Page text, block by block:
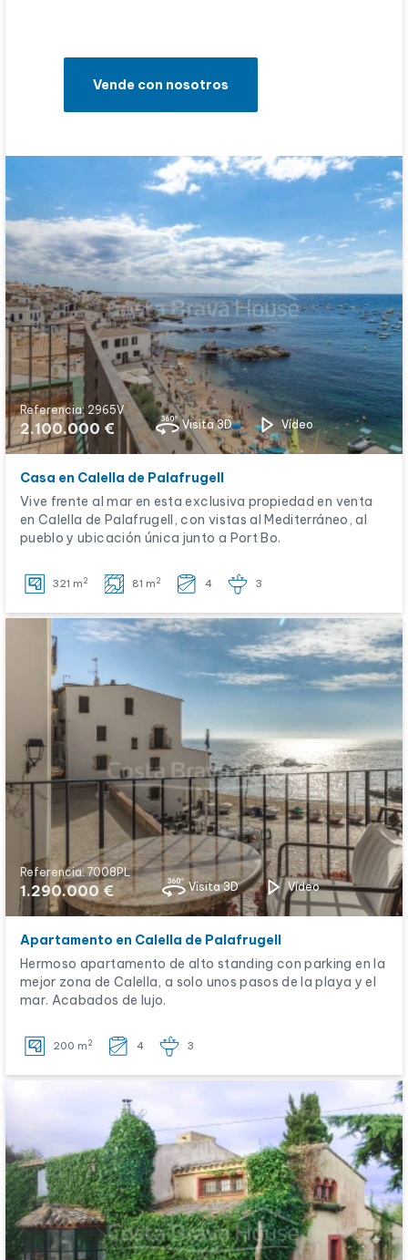
Vende con nosotros
Referencia: 2965V
2.100.000 € Visita 3D Vídeo
Casa en Calella de Palafrugell
Vive frente al mar en esta exclusiva propiedad en venta
en Calella de Palafrugell, con vistas al Mediterráneo, al
pueblo y ubicación única junto a Port Bo.
321 m 2 81 m 2 4 3
Referencia: 7008PL
1.290.000 € Visita 3D Vídeo
Apartamento en Calella de Palafrugell
Hermoso apartamento de alto standing con parking en la
mejor zona de Calella, a solo unos pasos de la playa y el
mar. Acabados de lujo.
200 m 2 4 3